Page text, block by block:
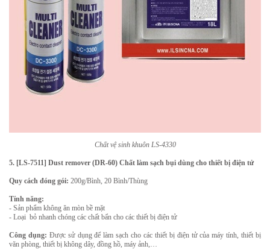
Chất vệ sinh khuôn LS-4330
5. [LS-7511] Dust remover (DR-60) Chất làm sạch bụi dùng cho thiết bị điện tử
Quy cách đóng gói: 200g/Bình, 20 Bình/Thùng
Tính năng:
- Sản phẩm không ăn mòn bề mặt
- Loại bỏ nhanh chóng các chất bẩn cho các thiết bị điện tử
Công dụng: Được sử dụng để làm sạch cho các thiết bị điện tử của máy tính, thiết bị
văn phòng, thiết bị không dây, đồng hồ, máy ảnh,…